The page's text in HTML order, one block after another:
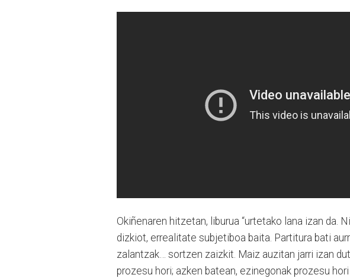
Okiñenaren hitzetan, liburua “urtetako lana izan da.
dizkiot, errealitate subjetiboa baita. Partitura bati
zalantzak… sortzen zaizkit. Maiz auzitan jarri izan
prozesu hori; azken batean, ezinegonak prozesu